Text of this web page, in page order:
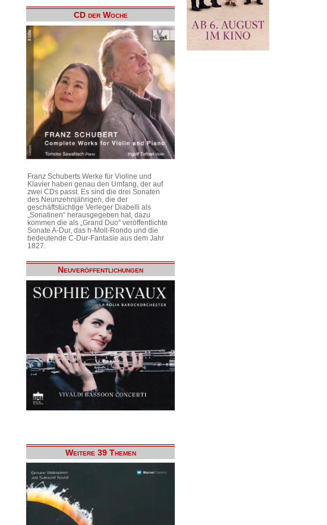
CD der Woche
Franz Schuberts Werke für Violine und
Klavier haben genau den Umfang, der auf
zwei CDs passt. Es sind die drei Sonaten
des Neunzehnjährigen, die der
geschäftstüchtige Verleger Diabelli als
„Sonatinen“ herausgegeben hat, dazu
kommen die als „Grand Duo“ veröffentlichte
Sonate A-Dur, das h-Moll-Rondo und die
bedeutende C-Dur-Fantasie aus dem Jahr
1827.
Neuveröffentlichungen
Weitere 39 Themen